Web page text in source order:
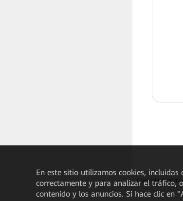
Copyright © 2026
En este sitio utilizamos cookies,
correctamente y para analizar el tráfico,
contenido y los anuncios. Si hace clic en